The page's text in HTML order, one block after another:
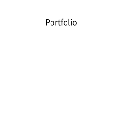
Portfolio